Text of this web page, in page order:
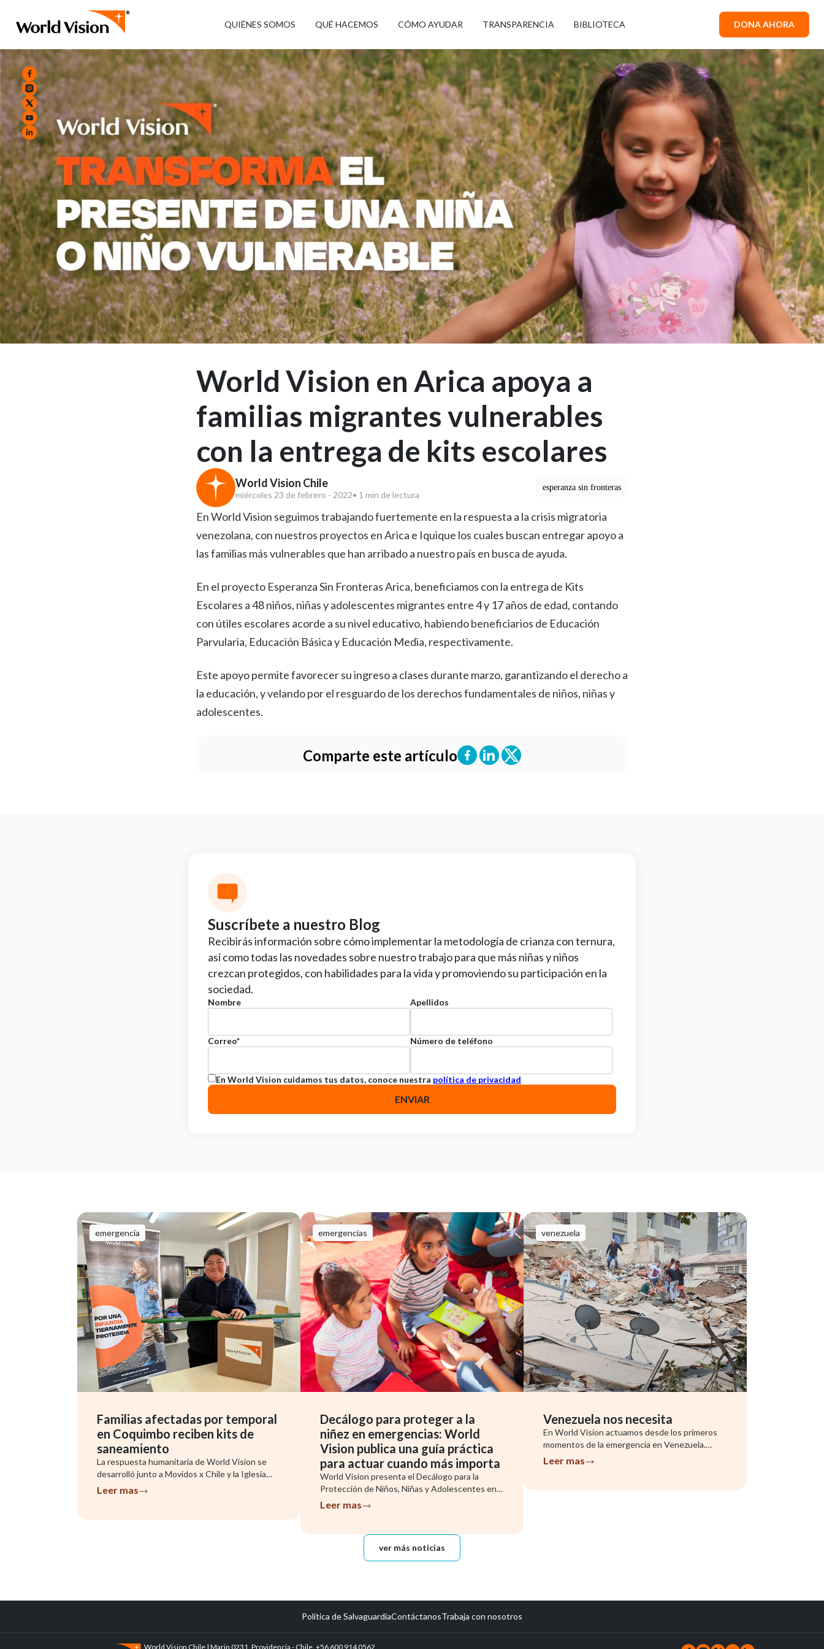
QUIÉNES SOMOS QUÉ HACEMOS CÓMO AYUDAR TRANSPARENCIA BIBLIOTECA DONA AHORA
World Vision en Arica apoya a
familias migrantes vulnerables
con la entrega de kits escolares
World Vision Chile
miércoles 23 de febrero - 2022• 1 min de lectura
esperanza sin fronteras
En World Vision seguimos trabajando fuertemente en la respuesta a la crisis migratoria
venezolana, con nuestros proyectos en Arica e Iquique los cuales buscan entregar apoyo a
las familias más vulnerables que han arribado a nuestro país en busca de ayuda.
En el proyecto Esperanza Sin Fronteras Arica, beneficiamos con la entrega de Kits
Escolares a 48 niños, niñas y adolescentes migrantes entre 4 y 17 años de edad, contando
con útiles escolares acorde a su nivel educativo, habiendo beneficiarios de Educación
Parvularia, Educación Básica y Educación Media, respectivamente.
Este apoyo permite favorecer su ingreso a clases durante marzo, garantizando el derecho a
la educación, y velando por el resguardo de los derechos fundamentales de niños, niñas y
adolescentes.
Comparte este artículo
Suscríbete a nuestro Blog
Recibirás información sobre cómo implementar la metodología de crianza con ternura,
así como todas las novedades sobre nuestro trabajo para que más niñas y niños
crezcan protegidos, con habilidades para la vida y promoviendo su participación en la
sociedad.
Nombre Apellidos
Correo* Número de teléfono
En World Vision cuidamos tus datos, conoce nuestra política de privacidad
emergencia
Familias afectadas por temporal
en Coquimbo reciben kits de
saneamiento
La respuesta humanitaria de World Vision se
desarrolló junto a Movidos x Chile y la Iglesia
Metodista, con foco en famil...
Leer mas
emergencias
Decálogo para proteger a la
niñez en emergencias: World
Vision publica una guía práctica
para actuar cuando más importa
World Vision presenta el Decálogo para la
Protección de Niños, Niñas y Adolescentes en
Emergencias, una herramienta que ...
Leer mas
venezuela
Venezuela nos necesita
En World Vision actuamos desde los primeros
momentos de la emergencia en Venezuela.
Nuestro equipo ya se encuentra evalu...
Leer mas
ver más noticias
Política de SalvaguardiaContáctanosTrabaja con nosotros
World Vision Chile | Marin 0231, Providencia - Chile. +56 600 914 0562